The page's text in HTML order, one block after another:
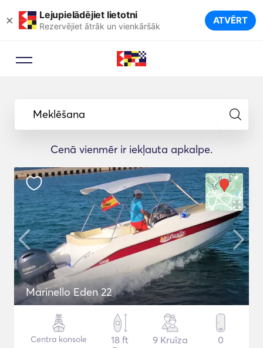
× Lejupielādējiet lietotni
Rezervējiet ātrāk un vienkāršāk ATVĒRT
Meklēšana
Cenā vienmēr ir iekļauta apkalpe.
Marinello Eden 22
Centra konsole
18 ft
9 Kruīza 0